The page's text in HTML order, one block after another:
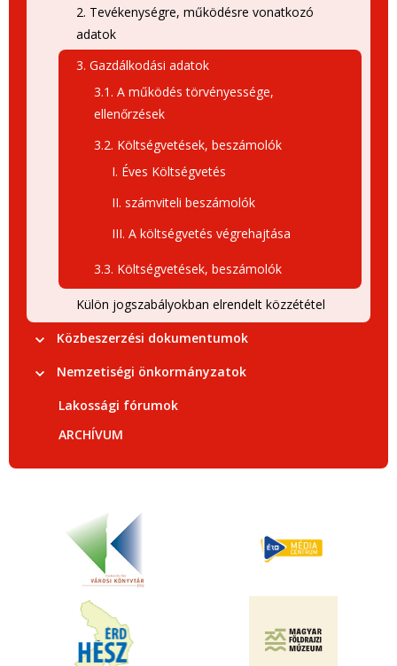
2. Tevékenységre, működésre vonatkozó
adatok
3. Gazdálkodási adatok
3.1. A működés törvényessége,
ellenőrzések
3.2. Költségvetések, beszámolók
I. Éves Költségvetés
II. számviteli beszámolók
III. A költségvetés végrehajtása
3.3. Költségvetések, beszámolók
Külön jogszabályokban elrendelt közzététel
Közbeszerzési dokumentumok
Nemzetiségi önkormányzatok
Lakossági fórumok
ARCHÍVUM